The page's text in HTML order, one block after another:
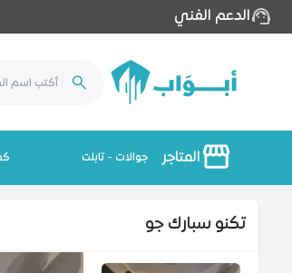
الدعم الفني
المتاجر جوالات - تابلت
تكنو سبارك جو